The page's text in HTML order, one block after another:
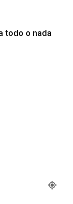
todo o nada